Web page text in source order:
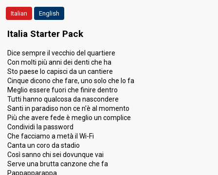
Result
Place 15th (out of 30)
Total ranking
15
Italian English
Italia Starter Pack
Dice sempre il vecchio del quartiere
Con molti più anni dei denti che ha
Sto paese lo capisci da un cantiere
Cinque dicono che fare, uno solo che lo fa
Meglio essere fuori che finire dentro
Tutti hanno qualcosa da nascondere
Santi in paradiso non ce n'è al momento
Più che avere fede è meglio un complice
Condividi la password
Che facciamo a metà il Wi-Fi
Canta un coro da stadio
Così sanno chi sei dovunque vai
Serve una brutta canzone che fa
Pappapparappa